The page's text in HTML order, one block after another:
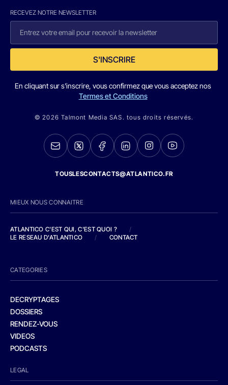
RECEVEZ NOTRE NEWSLETTER
S'INSCRIRE
En cliquant sur s'inscrire, vous confirmez que vous acceptez nos
Termes et Conditions
© 2026 Talmont Media SAS. tous droits réservés.
TOUSLESCONTACTS@ATLANTICO.FR
MIEUX NOUS CONNAITRE
ATLANTICO C'EST QUI, C'EST QUOI ?
/
LE RESEAU D'ATLANTICO
/ CONTACT
CATEGORIES
DECRYPTAGES
DOSSIERS
RENDEZ-VOUS
VIDEOS
PODCASTS
LEGAL